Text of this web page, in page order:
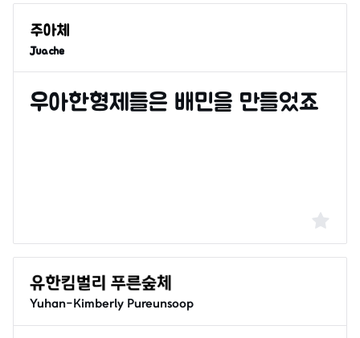
Juache
Yuhan-Kimberly Pureunsoop